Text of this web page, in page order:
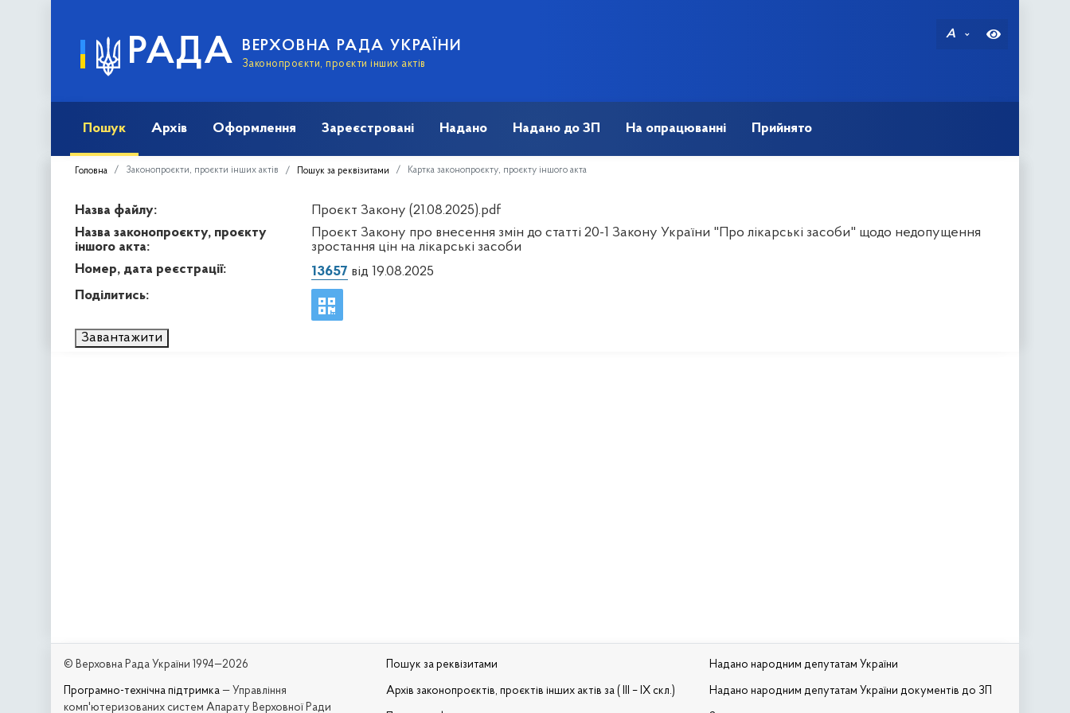
РАДА ВЕРХОВНА РАДА УКРАЇНИ
Законопроєкти, проєкти інших актів
A
Пошук Архів Оформлення Зареєстровані Надано Надано до ЗП На опрацюванні Прийнято
Головна Законопроєкти, проєкти інших актів Пошук за реквізитами Картка законопроєкту, проєкту іншого акта
Назва файлу:
Проєкт Закону (21.08.2025).pdf
Назва законопроєкту, проєкту
іншого акта:
Проєкт Закону про внесення змін до статті 20-1 Закону України "Про лікарські засоби" щодо недопущення
зростання цін на лікарські засоби
Номер, дата реєстрації:
13657 від 19.08.2025
Поділитись:
Завантажити
© Верховна Рада України 1994—2026
Програмно-технічна підтримка — Управління
комп'ютеризованих систем Апарату Верховної Ради
Пошук за реквізитами
Архів законопроєктів, проєктів інших актів за ( III – IX скл.)
Надано народним депутатам України
Надано народним депутатам України документів до ЗП